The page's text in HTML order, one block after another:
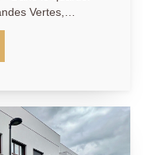
l'entretien des
verts. DPE:
Vertes,
4 pièces de
ou réaliser
offre
L'espace nuit
un coin
et une pièce de